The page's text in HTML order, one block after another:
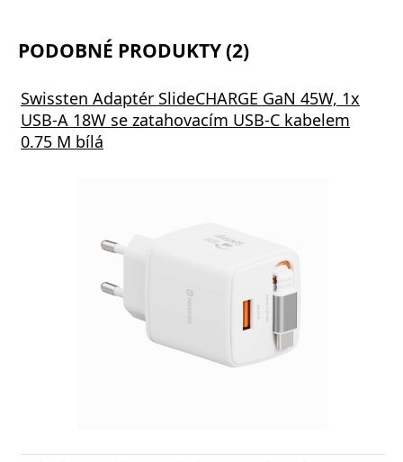
PODOBNÉ PRODUKTY (2)
Swissten Adaptér SlideCHARGE GaN 45W, 1x
USB-A 18W se zatahovacím USB-C kabelem
0.75 M bílá